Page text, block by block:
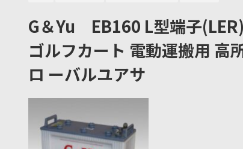
G＆Yu EB160 L型端子
ゴルフカート 電動運搬用
ロ ーバルユアサ